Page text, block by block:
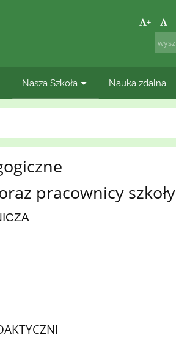
+ -
Nasza Szkoła Nauka zdalna
pracownicy szkoły